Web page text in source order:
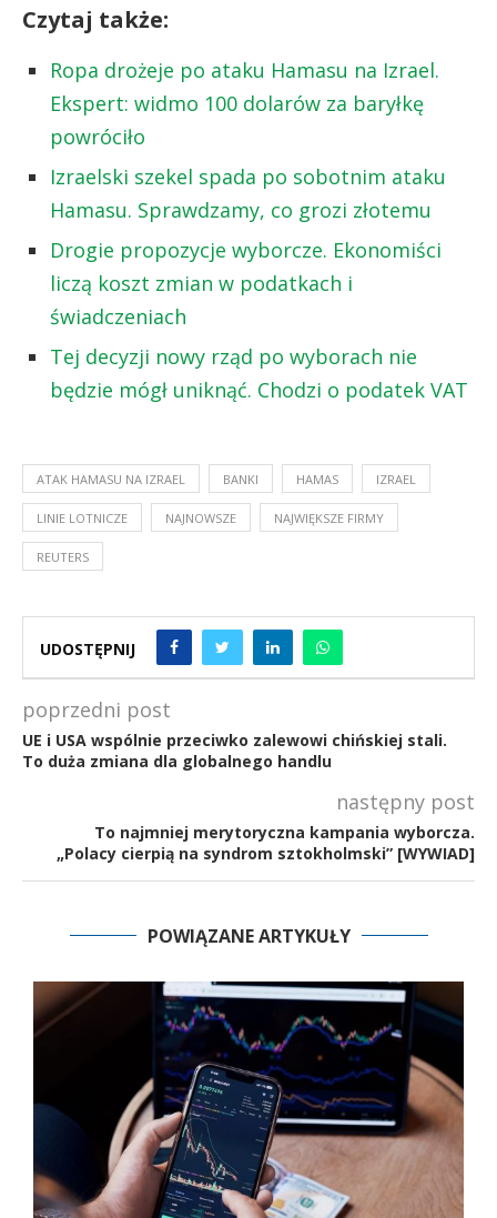
Czytaj także:
Ropa drożeje po ataku Hamasu na Izrael.
Ekspert: widmo 100 dolarów za baryłkę
powróciło
Izraelski szekel spada po sobotnim ataku
Hamasu. Sprawdzamy, co grozi złotemu
Drogie propozycje wyborcze. Ekonomiści
liczą koszt zmian w podatkach i
świadczeniach
Tej decyzji nowy rząd po wyborach nie
będzie mógł uniknąć. Chodzi o podatek VAT
ATAK HAMASU NA IZRAEL BANKI HAMAS IZRAEL
LINIE LOTNICZE NAJNOWSZE NAJWIĘKSZE FIRMY
REUTERS
UDOSTĘPNIJ
poprzedni post
UE i USA wspólnie przeciwko zalewowi chińskiej stali.
To duża zmiana dla globalnego handlu
następny post
To najmniej merytoryczna kampania wyborcza.
„Polacy cierpią na syndrom sztokholmski” [WYWIAD]
POWIĄZANE ARTYKUŁY